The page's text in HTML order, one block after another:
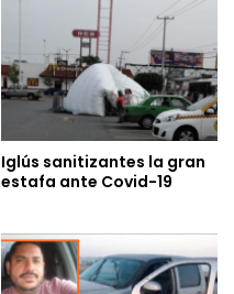
Iglús sanitizantes la gran
estafa ante Covid-19